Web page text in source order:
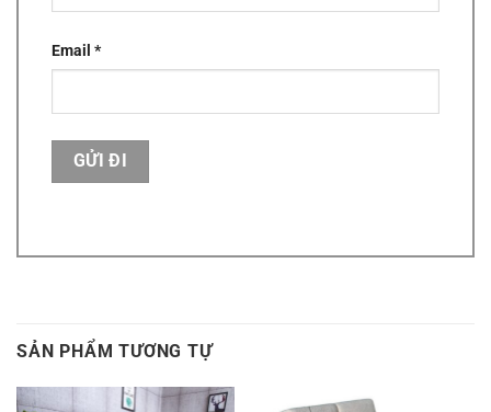
Email *
SẢN PHẨM TƯƠNG TỰ